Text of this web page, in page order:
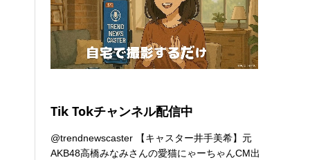
Tik Tokチャンネル配信中
@trendnewscaster 【キャスター井手美希】元
AKB48高橋みなみさんの愛猫にゃーちゃんCM出